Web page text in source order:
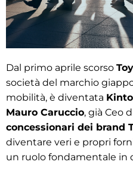
Dal primo aprile scorso
società del marchio
mobilità, è diventata
Mauro Caruccio, già Ceo
concessionari dei brand
diventare veri e propri
un ruolo fondamentale in